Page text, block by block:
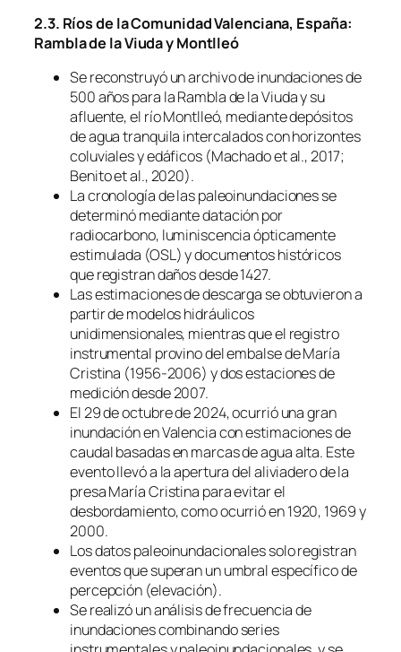
2.3. Ríos de la Comunidad Valenciana, España:
Rambla de la Viuda y Montlleó
Se reconstruyó un archivo de inundaciones de
500 años para la Rambla de la Viuda y su
afluente, el río Montlleó, mediante depósitos
de agua tranquila intercalados con horizontes
coluviales y edáficos (Machado et al., 2017;
Benito et al., 2020).
La cronología de las paleoinundaciones se
determinó mediante datación por
radiocarbono, luminiscencia ópticamente
estimulada (OSL) y documentos históricos
que registran daños desde 1427.
Las estimaciones de descarga se obtuvieron a
partir de modelos hidráulicos
unidimensionales, mientras que el registro
instrumental provino del embalse de María
Cristina (1956-2006) y dos estaciones de
medición desde 2007.
El 29 de octubre de 2024, ocurrió una gran
inundación en Valencia con estimaciones de
caudal basadas en marcas de agua alta. Este
evento llevó a la apertura del aliviadero de la
presa María Cristina para evitar el
desbordamiento, como ocurrió en 1920, 1969 y
2000.
Los datos paleoinundacionales solo registran
eventos que superan un umbral específico de
percepción (elevación).
Se realizó un análisis de frecuencia de
inundaciones combinando series